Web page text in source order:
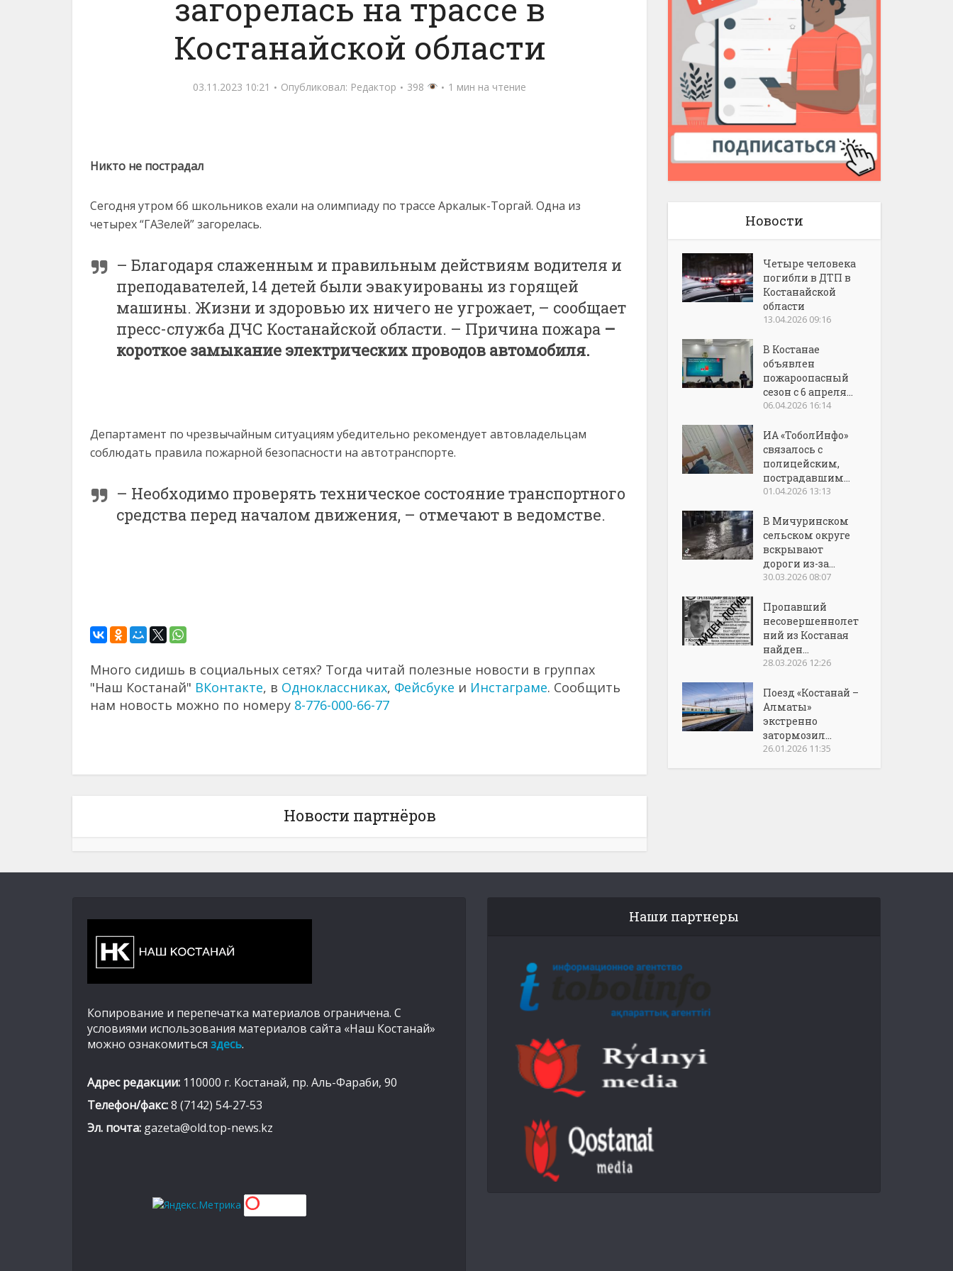
загорелась на трассе в
Костанайской области
03.11.2023 10:21 Опубликовал: Редактор 398 1 мин на чтение
Никто не пострадал
Сегодня утром 66 школьников ехали на олимпиаду по трассе Аркалык-Торгай. Одна из
четырех “ГАЗелей” загорелась.
– Благодаря слаженным и правильным действиям водителя и
преподавателей, 14 детей были эвакуированы из горящей
машины. Жизни и здоровью их ничего не угрожает, – сообщает
пресс-служба ДЧС Костанайской области. – Причина пожара –
короткое замыкание электрических проводов автомобиля.
Департамент по чрезвычайным ситуациям убедительно рекомендует автовладельцам
соблюдать правила пожарной безопасности на автотранспорте.
– Необходимо проверять техническое состояние транспортного
средства перед началом движения, – отмечают в ведомстве.
Много сидишь в социальных сетях? Тогда читай полезные новости в группах
"Наш Костанай" ВКонтакте, в Одноклассниках, Фейсбуке и Инстаграме. Сообщить
нам новость можно по номеру 8-776-000-66-77
Новости партнёров
Новости
Четыре человека
погибли в ДТП в
Костанайской
области
13.04.2026 09:16
В Костанае
объявлен
пожароопасный
сезон с 6 апреля...
06.04.2026 16:14
ИА «ТоболИнфо»
связалось с
полицейским,
пострадавшим...
01.04.2026 13:13
В Мичуринском
сельском округе
вскрывают
дороги из-за...
30.03.2026 08:07
Пропавший
несовершеннолет
ний из Костаная
найден...
28.03.2026 12:26
Поезд «Костанай –
Алматы»
экстренно
затормозил...
26.01.2026 11:35
Копирование и перепечатка материалов ограничена. С
условиями использования материалов сайта «Наш Костанай»
можно ознакомиться здесь.
Адрес редакции: 110000 г. Костанай, пр. Аль-Фараби, 90
Телефон/факс:8 (7142) 54-27-53
Эл. почта: gazeta@old.top-news.kz
Наши партнеры